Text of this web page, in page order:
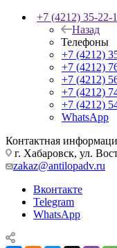
+7 (4212) 35-22-
Назад
Телефоны
+7 (4212)
+7 (4212)
+7 (4212)
+7 (4212)
+7 (4212)
WhatsApp
Контактная
г. Хабаровск, ул.
zakaz@antilopadv.ru
Вконтакте
Telegram
WhatsApp